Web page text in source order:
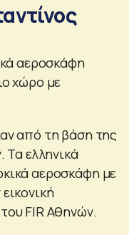
αεροσκάφη
χώρο με
από τη βάση της
Τα ελληνικά
αεροσκάφη με
FIR Αθηνών.